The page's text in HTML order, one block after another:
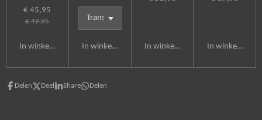
€ 45,95
€ 49,95
In winkelwagen In winkelwagen In winkelwagen In winkelwagen
Delen Deel Share Delen